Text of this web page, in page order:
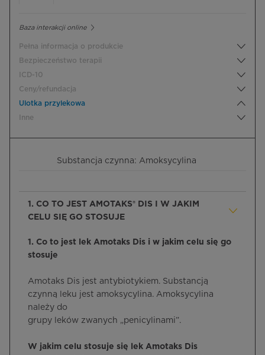
Baza interakcji online
Pełna informacja o produkcie
Bezpieczeństwo terapii
ICD-10
Ceny/refundacja
Ulotka przylekowa
Inne
Substancja czynna: Amoksycylina
1. CO TO JEST AMOTAKS® DIS I W JAKIM
CELU SIĘ GO STOSUJE
1. Co to jest lek Amotaks Dis i w jakim celu się go
stosuje
Amotaks Dis jest antybiotykiem. Substancją
czynną leku jest amoksycylina. Amoksycylina
należy do
grupy leków zwanych „penicylinami”.
W jakim celu stosuje się lek Amotaks Dis